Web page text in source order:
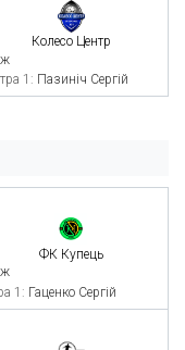
Колесо Центр
1: Пазиніч Сергій
ФК Купець
1: Гаценко Сергій